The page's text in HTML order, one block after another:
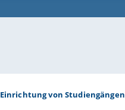
Einrichtung von Studiengängen